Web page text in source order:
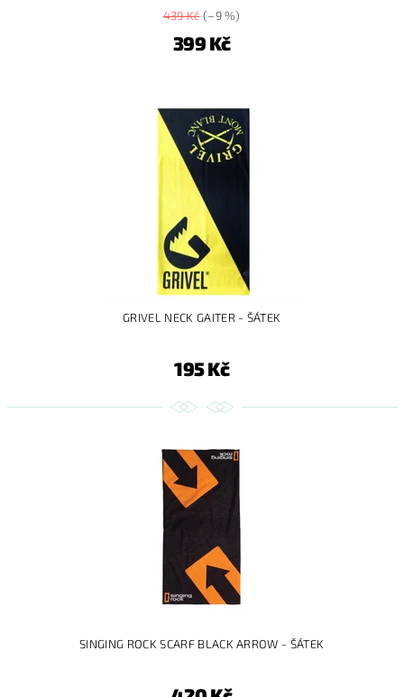
439 Kč(–9 %)
399 Kč
GRIVEL NECK GAITER - ŠÁTEK
195 Kč
SINGING ROCK SCARF BLACK ARROW - ŠÁTEK